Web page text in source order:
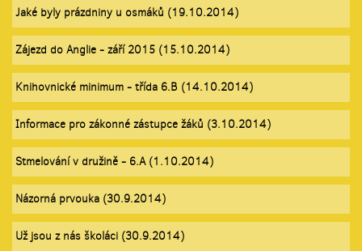
Jaké byly prázdniny u osmáků (19.10.2014)
Zájezd do Anglie - září 2015 (15.10.2014)
Knihovnické minimum - třída 6.B (14.10.2014)
Informace pro zákonné zástupce žáků (3.10.2014)
Stmelování v družině - 6.A (1.10.2014)
Názorná prvouka (30.9.2014)
Už jsou z nás školáci (30.9.2014)